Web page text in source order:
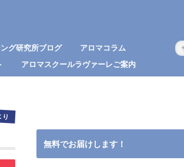
グ研究所ブログ
アロマコラム
アロマスクールラヴァーレご案内
り
無料でお届けします！